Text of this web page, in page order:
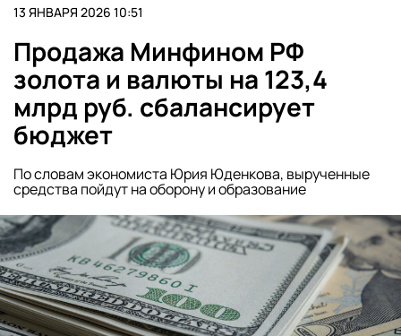
13 ЯНВАРЯ 2026 10:51
Продажа Минфином РФ
золота и валюты на 123,4
млрд руб. сбалансирует
бюджет
По словам экономиста Юрия Юденкова, вырученные
средства пойдут на оборону и образование